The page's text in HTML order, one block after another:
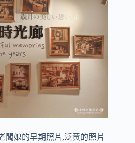
闆娘的早期照片,泛黃的照片